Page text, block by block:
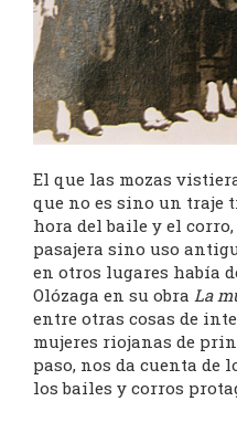
El que las mozas
que no es sino un traje
hora del baile y el
pasajera sino uso
en otros lugares había
Olózaga en su obra La
entre otras cosas de
mujeres riojanas de
paso, nos da cuenta de
los bailes y corros